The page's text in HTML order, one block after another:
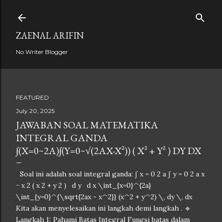
ZAENAL ARIFIN
No Writer Blogger
FEATURED
July 20, 2025
JAWABAN SOAL MATEMATIKA
INTEGRAL GANDA
∫(X=0~2A)∫(Y=0~√(2AX-X²)) ( X² + Y² ) DY DX
Soal ini adalah soal integral ganda: ∫ x = 0 2 a ∫ y = 0 2 a x
− x 2 ( x 2 + y 2 ) d y d x \int_{x=0}^{2a}
\int_{y=0}^{\sqrt{2ax - x^2}} (x^2 + y^2) \, dy \, dx
Kita akan menyelesaikan ini langkah demi langkah . 🔹
Langkah 1: Pahami Batas Integral Fungsi batas dalam